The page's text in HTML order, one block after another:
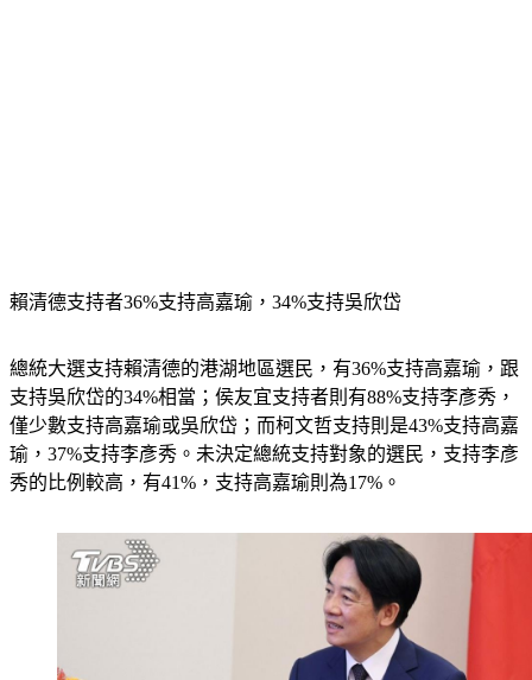
賴清德支持者36%支持高嘉瑜，34%支持吳欣岱
總統大選支持賴清德的港湖地區選民，有36%支持高嘉瑜，跟
支持吳欣岱的34%相當；侯友宜支持者則有88%支持李彥秀，
僅少數支持高嘉瑜或吳欣岱；而柯文哲支持則是43%支持高嘉
瑜，37%支持李彥秀。未決定總統支持對象的選民，支持李彥
秀的比例較高，有41%，支持高嘉瑜則為17%。